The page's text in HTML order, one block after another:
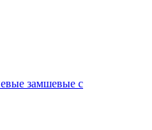
замшевые с